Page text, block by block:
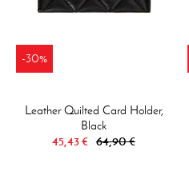
-30%
Leather Quilted Card Holder,
Black
45,43 € 64,90 €